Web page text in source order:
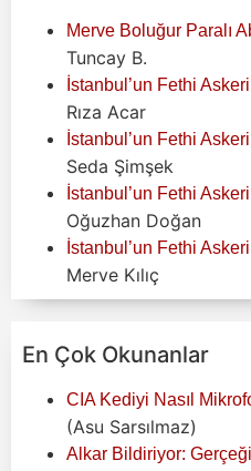
Merve Boluğur Paralı
Tuncay B.
İstanbul’un Fethi Askeri
Rıza Acar
İstanbul’un Fethi Askeri
Seda Şimşek
İstanbul’un Fethi Askeri
Oğuzhan Doğan
İstanbul’un Fethi Askeri
Merve Kılıç
En Çok Okunanlar
CIA Kediyi Nasıl
(Asu Sarsılmaz)
Alkar Bildiriyor: